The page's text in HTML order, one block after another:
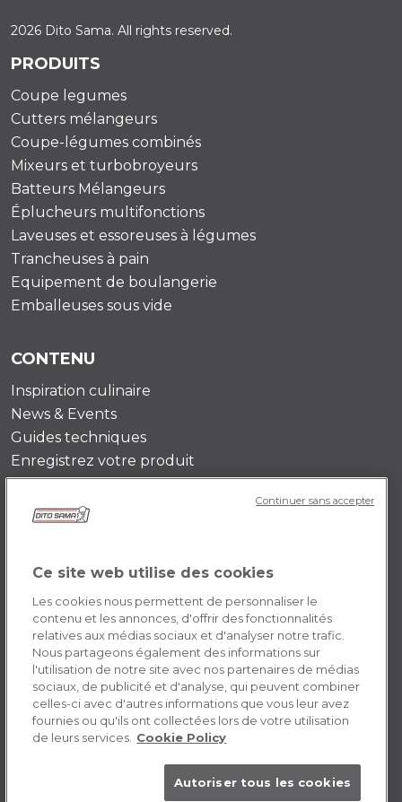
2026 Dito Sama. All rights reserved.
PRODUITS
Coupe legumes
Cutters mélangeurs
Coupe-légumes combinés
Mixeurs et turbobroyeurs
Batteurs Mélangeurs
Éplucheurs multifonctions
Laveuses et essoreuses à légumes
Trancheuses à pain
Equipement de boulangerie
Emballeuses sous vide
CONTENU
Inspiration culinaire
News & Events
Guides techniques
Enregistrez votre produit
DITO SAMA FR
Témoignages
Contactez-nous
Opportunités de carrière
POLICY FR
Conditions générales d’utilisation
Cookie
Ce site web utilise des cookies
Les cookies nous permettent de personnaliser le
contenu et les annonces, d'offrir des fonctionnalités
relatives aux médias sociaux et d'analyser notre trafic.
Nous partageons également des informations sur
l'utilisation de notre site avec nos partenaires de médias
sociaux, de publicité et d'analyse, qui peuvent combiner
celles-ci avec d'autres informations que vous leur avez
fournies ou qu'ils ont collectées lors de votre utilisation
de leurs services. Cookie Policy
Autoriser tous les cookies
Continuer sans accepter